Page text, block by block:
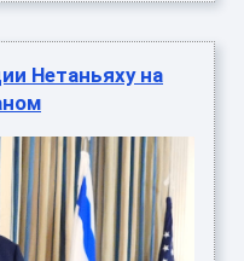
Нетаньяху на